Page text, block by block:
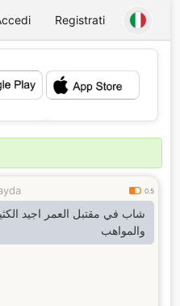
Registrati
0.5
شاب في مقتبل العمر اجيد
والمواهب